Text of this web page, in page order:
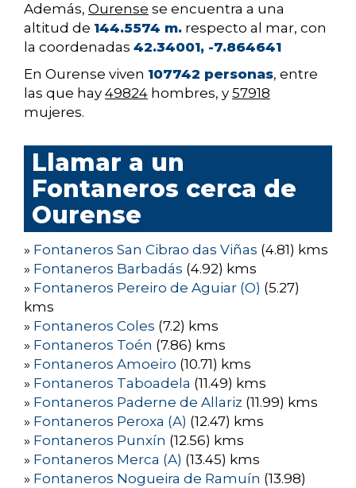
Además, Ourense se encuentra a una
altitud de 144.5574 m. respecto al mar, con
la coordenadas 42.34001, -7.864641
En Ourense viven 107742 personas, entre
las que hay 49824 hombres, y 57918
mujeres.
Llamar a un
Fontaneros cerca de
Ourense
» Fontaneros San Cibrao das Viñas (4.81) kms
» Fontaneros Barbadás (4.92) kms
» Fontaneros Pereiro de Aguiar (O) (5.27)
kms
» Fontaneros Coles (7.2) kms
» Fontaneros Toén (7.86) kms
» Fontaneros Amoeiro (10.71) kms
» Fontaneros Taboadela (11.49) kms
» Fontaneros Paderne de Allariz (11.99) kms
» Fontaneros Peroxa (A) (12.47) kms
» Fontaneros Punxín (12.56) kms
» Fontaneros Merca (A) (13.45) kms
» Fontaneros Nogueira de Ramuín (13.98)